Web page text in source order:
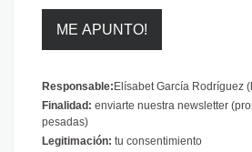
Responsable:Elísabet García Rodríguez
Finalidad: enviarte nuestra newsletter
pesadas)
Legitimación: tu consentimiento